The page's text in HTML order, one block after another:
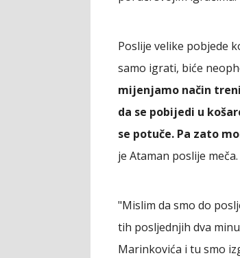
Poslije velike pobjede
samo igrati, biće
mijenjamo način
da se pobijedi u
se potuče. Pa zato
je Ataman poslije meča.
"Mislim da smo do
tih posljednjih dva
Marinkovića i tu smo